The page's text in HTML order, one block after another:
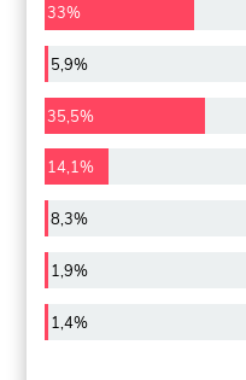
33%
5,9%
35,5%
14,1%
8,3%
1,9%
1,4%